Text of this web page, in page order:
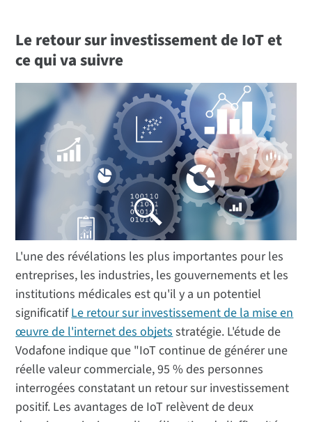
Le retour sur investissement de IoT et
ce qui va suivre
L'une des révélations les plus importantes pour les
entreprises, les industries, les gouvernements et les
institutions médicales est qu'il y a un potentiel
significatifLe retour sur investissement de la mise en
œuvre de l'internet des objetsstratégie. L'étude de
Vodafone indique que "IoT continue de générer une
réelle valeur commerciale, 95 % des personnes
interrogées constatant un retour sur investissement
positif. Les avantages de IoT relèvent de deux